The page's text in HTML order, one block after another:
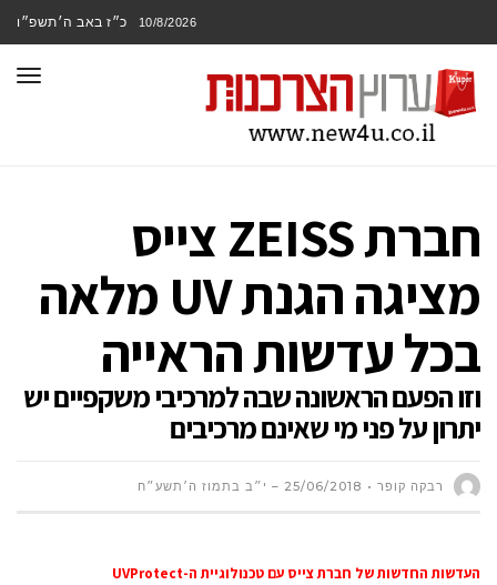
10/8/2026 כ״ז באב ה׳תשפ״ו
חברת ZEISS צייס
מציגה הגנת UV מלאה
בכל עדשות הראייה
וזו הפעם הראשונה שבה למרכיבי משקפיים יש
יתרון על פני מי שאינם מרכיבים
רבקה קופר 25/06/2018 – י״ב בתמוז ה׳תשע״ח
העדשות החדשות של חברת צייס עם טכנולוגיית ה-UVProtect